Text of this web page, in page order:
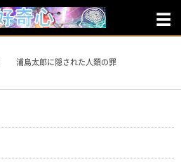
浦島太郎に隠された人類の罪